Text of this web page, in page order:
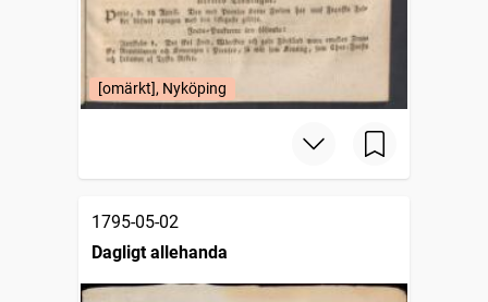
[omärkt], Nyköping
1795-05-02
Dagligt allehanda